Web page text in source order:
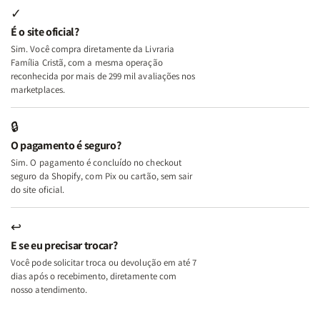
e
Deus
+
A
Mulher
Lar
+
A
Lar
✓
É o site oficial?
Sim. Você compra diretamente da Livraria
Família Cristã, com a mesma operação
reconhecida por mais de 299 mil avaliações nos
marketplaces.
🔒
O pagamento é seguro?
Sim. O pagamento é concluído no checkout
seguro da Shopify, com Pix ou cartão, sem sair
do site oficial.
↩
E se eu precisar trocar?
Você pode solicitar troca ou devolução em até 7
dias após o recebimento, diretamente com
nosso atendimento.